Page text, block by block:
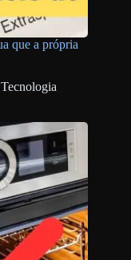
que a própria
Tecnologia